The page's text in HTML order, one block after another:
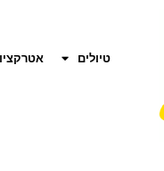
טיולים